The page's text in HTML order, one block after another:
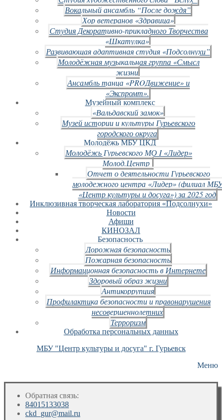
Вокальный ансамбль “После дождя”
Хор ветеранов «Здравица»
Студия Декоративно-прикладного Творчества
«Шкатулка»
Развивающая адаптивная студия «Подсолнухи”
Молодёжная музыкальная группа «Смысл
жизни
Ансамбль танца «PROДвижение» и
«Экспромт».
Музейный комплекс
«Вальдавский замок»
Музей истории и культуры Гурьевского
городского округа
Молодёжь МБУ ЦКД
Молодёжь Гурьевского МО I «Лидер»
Молод.Центр
Отчет о деятельности Гурьевского
молодежного центра «Лидер» (филиал
«Центр культуры и досуга») за 2025 год
Инклюзивная творческая лаборатория «Подсолнухи»
Новости
Афиши
КИНОЗАЛ
Безопасность
Дорожная безопасность
Пожарная безопасность
Информационная безопасность в Интернете
Здоровый образ жизни
Антикоррупция
Профилактика безопасности и правонарушения
несовершеннолетних
Терроризм
Обработка персональных данных
МБУ "Центр культуры и досуга" г. Гурьевск
Меню
Обратная связь:
84015133038
ckd_gur@mail.ru